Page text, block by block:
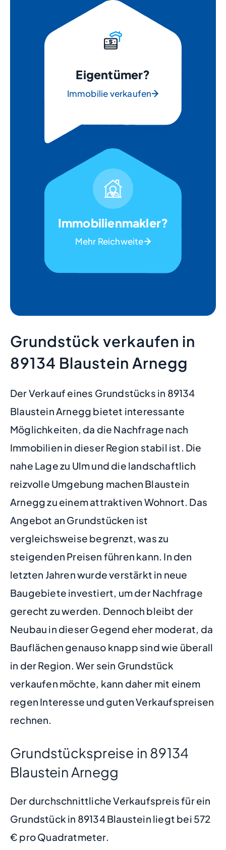
Eigentümer?
Immobilie verkaufen
Immobilienmakler?
Mehr Reichweite
Grundstück verkaufen in
89134 Blaustein Arnegg
Der Verkauf eines Grundstücks in 89134
Blaustein Arnegg bietet interessante
Möglichkeiten, da die Nachfrage nach
Immobilien in dieser Region stabil ist. Die
nahe Lage zu Ulm und die landschaftlich
reizvolle Umgebung machen Blaustein
Arnegg zu einem attraktiven Wohnort. Das
Angebot an Grundstücken ist
vergleichsweise begrenzt, was zu
steigenden Preisen führen kann. In den
letzten Jahren wurde verstärkt in neue
Baugebiete investiert, um der Nachfrage
gerecht zu werden. Dennoch bleibt der
Neubau in dieser Gegend eher moderat, da
Bauflächen genauso knapp sind wie überall
in der Region. Wer sein Grundstück
verkaufen möchte, kann daher mit einem
regen Interesse und guten Verkaufspreisen
rechnen.
Grundstückspreise in 89134
Blaustein Arnegg
Der durchschnittliche Verkaufspreis für ein
Grundstück in 89134 Blaustein liegt bei 572
€ pro Quadratmeter.